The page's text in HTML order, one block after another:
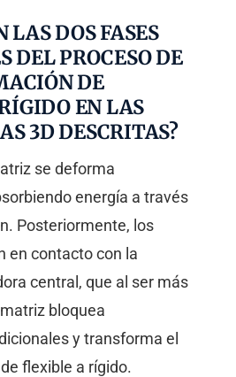
LAS DOS FASES
DEL PROCESO DE
DE
EN LAS
3D DESCRITAS?
se deforma
energía a través
Posteriormente, los
en contacto con la
central, que al ser más
bloquea
y transforma el
flexible a rígido.